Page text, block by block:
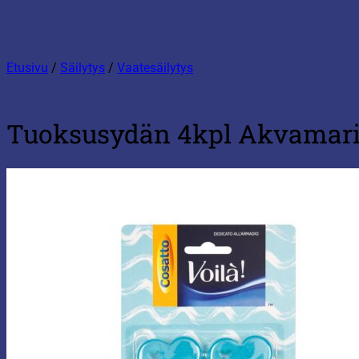
Etusivu / Säilytys / Vaatesäilytys
Tuoksusydän 4kpl